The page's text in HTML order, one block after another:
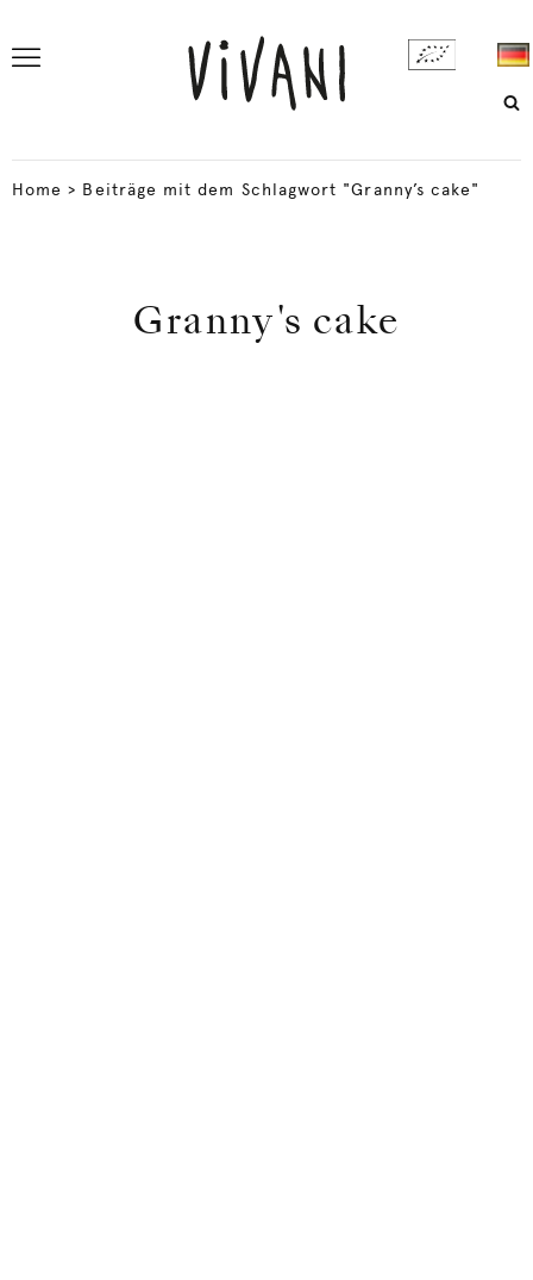
Home > Beiträge mit dem Schlagwort "Granny’s cake"
Granny's cake